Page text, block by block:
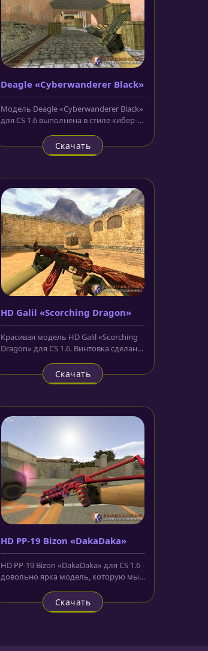
Deagle «Cyberwanderer Black»
Модель Deagle «Cyberwanderer Black»
для CS 1.6 выполнена в стиле кибер-
Скачать
HD Galil «Scorching Dragon»
Красивая модель HD Galil «Scorching
Dragon» для CS 1.6. Винтовка сделана
Скачать
HD PP-19 Bizon «DakaDaka»
HD PP-19 Bizon «DakaDaka» для CS 1.6 -
довольно ярка модель, которую мы
Скачать